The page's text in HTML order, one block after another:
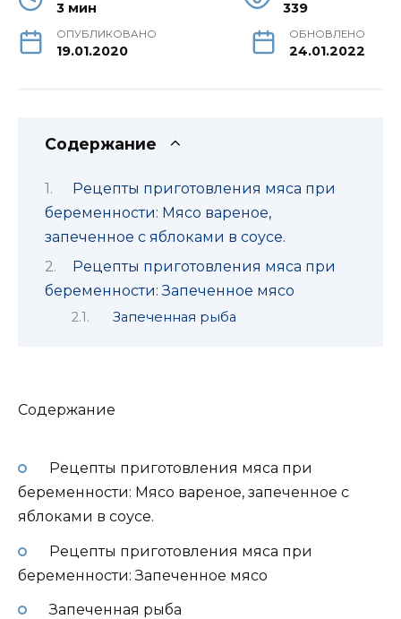
3 мин 339
ОПУБЛИКОВАНО
19.01.2020
ОБНОВЛЕНО
24.01.2022
Содержание
Рецепты приготовления мяса при
беременности: Мясо вареное,
запеченное с яблоками в соусе.
Рецепты приготовления мяса при
беременности: Запеченное мясо
Запеченная рыба
Содержание
Рецепты приготовления мяса при
беременности: Мясо вареное, запеченное с
яблоками в соусе.
Рецепты приготовления мяса при
беременности: Запеченное мясо
Запеченная рыба